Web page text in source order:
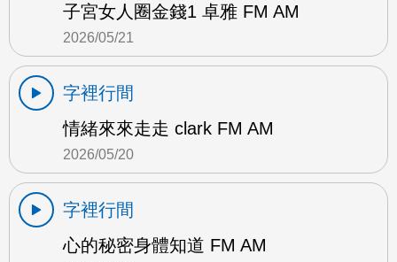
子宮女人圈金錢1 卓雅 FM AM
2026/05/21
字裡行間
情緒來來走走 clark FM AM
2026/05/20
字裡行間
心的秘密身體知道 FM AM